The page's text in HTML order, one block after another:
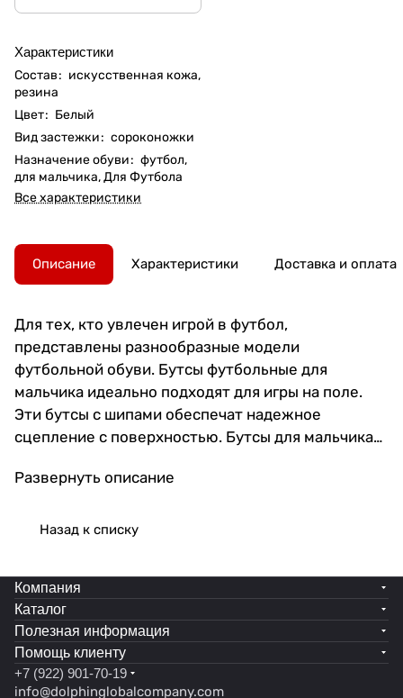
Характеристики
Состав: искусственная кожа,
резина
Цвет: Белый
Вид застежки: сороконожки
Назначение обуви: футбол,
для мальчика, Для Футбола
Все характеристики
Описание Характеристики Доставка и оплата
Для тех, кто увлечен игрой в футбол,
представлены разнообразные модели
футбольной обуви. Бутсы футбольные для
мальчика идеально подходят для игры на поле.
Эти бутсы с шипами обеспечат надежное
сцепление с поверхностью. Бутсы для мальчика
на улице подойдут бутсы с шипами . Модель
мужской стопы, что делает ее удобной для
скольжения на разных типах покрытий. Она
надежно фиксирует ногу в оптимальном
положении, предотвращая возможные травмы.
Эти футбольные бутсы подходят не только
мужчинам, но также могут быть идеальным
Развернуть описание
Назад к списку
Компания
Каталог
Полезная информация
Помощь клиенту
+7 (922) 901-70-19
info@dolphinglobalcompany.com